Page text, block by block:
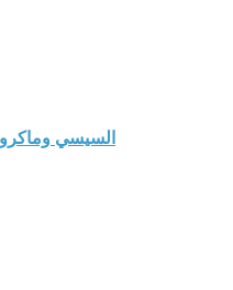
السيسي